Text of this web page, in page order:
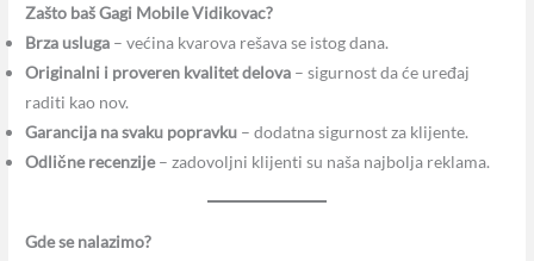
Zašto baš Gagi Mobile Vidikovac?
Brza usluga – većina kvarova rešava se istog dana.
Originalni i proveren kvalitet delova – sigurnost da će uređaj
raditi kao nov.
Garancija na svaku popravku – dodatna sigurnost za klijente.
Odlične recenzije– zadovoljni klijenti su naša najbolja reklama.
Gde se nalazimo?